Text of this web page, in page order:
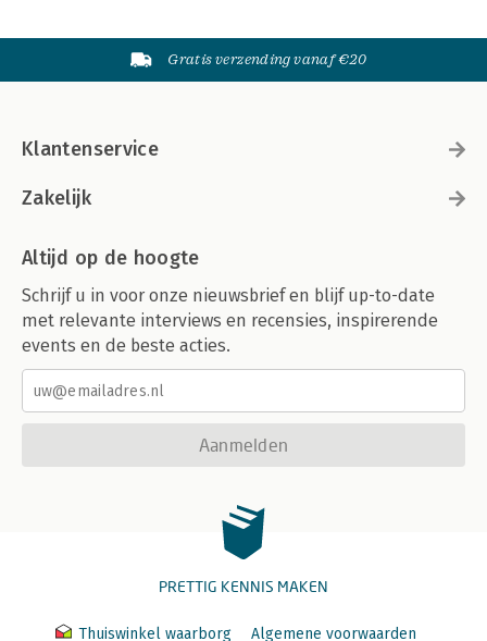
Gratis verzending vanaf €20
Klantenservice
Zakelijk
Altijd op de hoogte
Schrijf u in voor onze nieuwsbrief en blijf up-to-date
met relevante interviews en recensies, inspirerende
events en de beste acties.
Aanmelden
PRETTIG KENNIS MAKEN
Thuiswinkel waarborg Algemene voorwaarden